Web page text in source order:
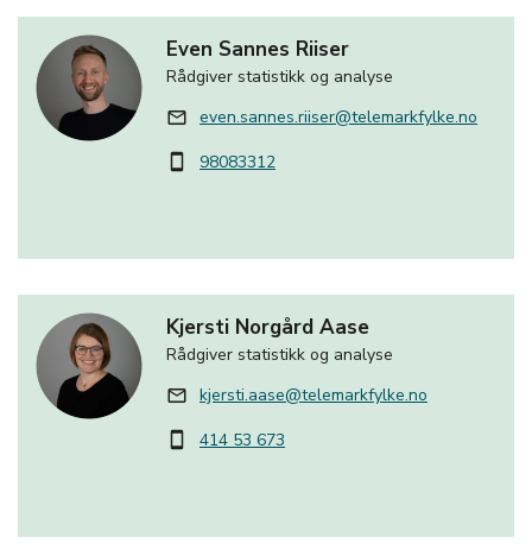
Even Sannes Riiser
Rådgiver statistikk og analyse
mail_outline even.sannes.riiser@telemarkfylke.no
smartphone 98083312
Kjersti Norgård Aase
Rådgiver statistikk og analyse
mail_outline kjersti.aase@telemarkfylke.no
smartphone 414 53 673